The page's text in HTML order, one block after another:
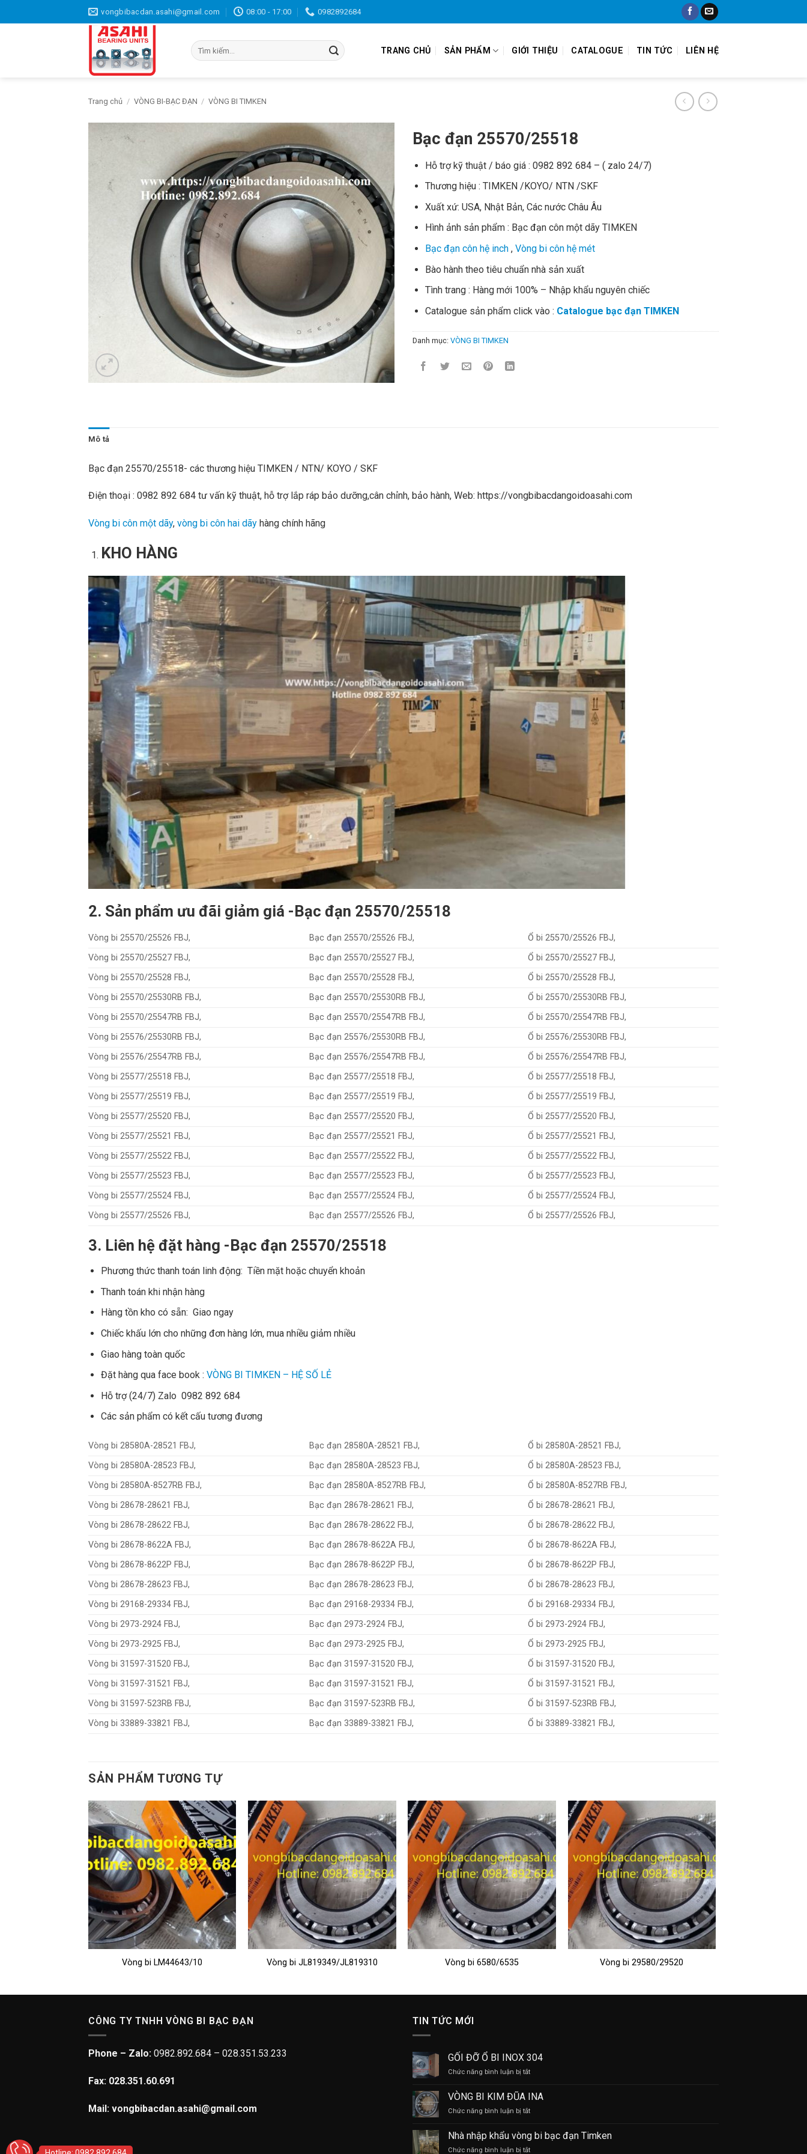
qua
vongbibacdan.asahi@gmail.com 08:00 - 17:00 0982892684
Tìm
kiếm:
TRANG CHỦ SẢN PHẨM GIỚI THIỆU CATALOGUE TIN TỨC LIÊN HỆ
Trang chủ / VÒNG BI-BẠC ĐẠN / VÒNG BI TIMKEN
Bạc đạn 25570/25518
Hỗ trợ kỹ thuật / báo giá : 0982 892 684 – ( zalo 24/7)
Thương hiệu : TIMKEN /KOYO/ NTN /SKF
Xuất xứ: USA, Nhật Bản, Các nước Châu Âu
Hình ảnh sản phẩm : Bạc đạn côn một dãy TIMKEN
Bạc đạn côn hệ inch, Vòng bi côn hệ mét
Bào hành theo tiêu chuẩn nhà sản xuất
Tình trang : Hàng mới 100% – Nhập khẩu nguyên chiếc
Catalogue sản phẩm click vào : Catalogue bạc đạn TIMKEN
Danh mục: VÒNG BI TIMKEN
Mô tả
Bạc đạn 25570/25518- các thương hiệu TIMKEN / NTN/ KOYO / SKF
Điện thoại : 0982 892 684 tư vấn kỹ thuật, hỗ trợ lắp ráp bảo dưỡng,cân chỉnh, bảo hành, Web: https://vongbibacdangoidoasahi.com
Vòng bi côn một dãy, vòng bi côn hai dãy hàng chính hãng
KHO HÀNG
2. Sản phẩm ưu đãi giảm giá -Bạc đạn 25570/25518
Vòng bi 25570/25526 FBJ, Bạc đạn 25570/25526 FBJ,
Ổ bi 25570/25526 FBJ,
Vòng bi 25570/25527 FBJ,
Bạc đạn 25570/25527 FBJ,
Ổ bi 25570/25527 FBJ,
Vòng bi 25570/25528 FBJ,
Bạc đạn 25570/25528 FBJ,
Ổ bi 25570/25528 FBJ,
Vòng bi 25570/25530RB FBJ,
Bạc đạn 25570/25530RB FBJ,
Ổ bi 25570/25530RB FBJ,
Vòng bi 25570/25547RB FBJ,
Bạc đạn 25570/25547RB FBJ,
Ổ bi 25570/25547RB FBJ,
Vòng bi 25576/25530RB FBJ,
Bạc đạn 25576/25530RB FBJ,
Ổ bi 25576/25530RB FBJ,
Vòng bi 25576/25547RB FBJ,
Bạc đạn 25576/25547RB FBJ,
Ổ bi 25576/25547RB FBJ,
Vòng bi 25577/25518 FBJ,
Bạc đạn 25577/25518 FBJ,
Ổ bi 25577/25518 FBJ,
Vòng bi 25577/25519 FBJ,
Bạc đạn 25577/25519 FBJ,
Ổ bi 25577/25519 FBJ,
Vòng bi 25577/25520 FBJ,
Bạc đạn 25577/25520 FBJ,
Ổ bi 25577/25520 FBJ,
Vòng bi 25577/25521 FBJ,
Bạc đạn 25577/25521 FBJ,
Ổ bi 25577/25521 FBJ,
Vòng bi 25577/25522 FBJ,
Bạc đạn 25577/25522 FBJ,
Ổ bi 25577/25522 FBJ,
Vòng bi 25577/25523 FBJ,
Bạc đạn 25577/25523 FBJ,
Ổ bi 25577/25523 FBJ,
Vòng bi 25577/25524 FBJ,
Bạc đạn 25577/25524 FBJ,
Ổ bi 25577/25524 FBJ,
Vòng bi 25577/25526 FBJ,
Bạc đạn 25577/25526 FBJ, Ổ bi 25577/25526 FBJ,
3. Liên hệ đặt hàng -Bạc đạn 25570/25518
Phương thức thanh toán linh động: Tiền mặt hoặc chuyển khoản
Thanh toán khi nhận hàng
Hàng tồn kho có sẵn: Giao ngay
Chiếc khấu lớn cho những đơn hàng lớn, mua nhiều giảm nhiều
Giao hàng toàn quốc
Đặt hàng qua face book : VÒNG BI TIMKEN – HỆ SỐ LẺ
Hỗ trợ (24/7) Zalo 0982 892 684
Các sản phẩm có kết cấu tương đương
Vòng bi 28580A-28521 FBJ, Bạc đạn 28580A-28521 FBJ,
Ổ bi 28580A-28521 FBJ,
Vòng bi 28580A-28523 FBJ,
Bạc đạn 28580A-28523 FBJ,
Ổ bi 28580A-28523 FBJ,
Vòng bi 28580A-8527RB FBJ,
Bạc đạn 28580A-8527RB FBJ,
Ổ bi 28580A-8527RB FBJ,
Vòng bi 28678-28621 FBJ,
Bạc đạn 28678-28621 FBJ,
Ổ bi 28678-28621 FBJ,
Vòng bi 28678-28622 FBJ,
Bạc đạn 28678-28622 FBJ,
Ổ bi 28678-28622 FBJ,
Vòng bi 28678-8622A FBJ,
Bạc đạn 28678-8622A FBJ,
Ổ bi 28678-8622A FBJ,
Vòng bi 28678-8622P FBJ,
Bạc đạn 28678-8622P FBJ,
Ổ bi 28678-8622P FBJ,
Vòng bi 28678-28623 FBJ,
Bạc đạn 28678-28623 FBJ,
Ổ bi 28678-28623 FBJ,
Vòng bi 29168-29334 FBJ,
Bạc đạn 29168-29334 FBJ,
Ổ bi 29168-29334 FBJ,
Vòng bi 2973-2924 FBJ,
Bạc đạn 2973-2924 FBJ,
Ổ bi 2973-2924 FBJ,
Vòng bi 2973-2925 FBJ,
Bạc đạn 2973-2925 FBJ,
Ổ bi 2973-2925 FBJ,
Vòng bi 31597-31520 FBJ,
Bạc đạn 31597-31520 FBJ,
Ổ bi 31597-31520 FBJ,
Vòng bi 31597-31521 FBJ,
Bạc đạn 31597-31521 FBJ,
Ổ bi 31597-31521 FBJ,
Vòng bi 31597-523RB FBJ,
Bạc đạn 31597-523RB FBJ,
Ổ bi 31597-523RB FBJ,
Vòng bi 33889-33821 FBJ,
Bạc đạn 33889-33821 FBJ, Ổ bi 33889-33821 FBJ,
SẢN PHẨM TƯƠNG TỰ
Vòng bi LM44643/10 Vòng bi JL819349/JL819310 Vòng bi 6580/6535 Vòng bi 29580/29520
CÔNG TY TNHH VÒNG BI BẠC ĐẠN
Phone – Zalo: 0982.892.684 – 028.351.53.233
Fax: 028.351.60.691
Mail: vongbibacdan.asahi@gmail.com
TIN TỨC MỚI
GỐI ĐỠ Ổ BI INOX 304
Chức năng bình luận bị tắtở
ĐỠ
Ổ
BI
304
VÒNG BI KIM ĐŨA INA
Chức năng bình luận bị tắtở
BI
KIM
ĐŨA
Nhà nhập khẩu vòng bi bạc đạn Timken
Chức năng bình luận bị tắtở